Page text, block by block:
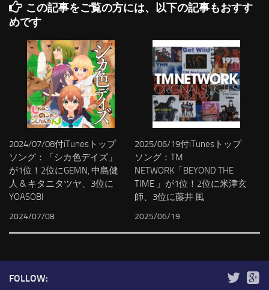
この記事をご覧の方には、以下の記事もおすす
めです
2024/07/08付iTunesトップ
ソング：「シカ色デイズ」
が1位！2位にGEMN, 中島健
人 & キタニタツヤ、3位に
YOASOBI
2024/07/08
2025/06/19付iTunesトップ
ソング：TM
NETWORK「BEYOND THE
TIME 」が1位！2位に米津玄
師、3位に藤井 風
2025/06/19
FOLLOW: